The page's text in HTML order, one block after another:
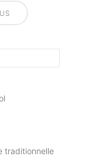
traditionnelle